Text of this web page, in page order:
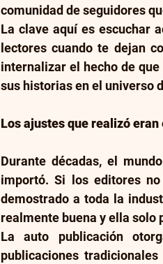
comunidad de seguidores
La clave aquí es escuchar
lectores cuando te dejan
internalizar el hecho de
sus historias en el universo
Los ajustes que realizó
Durante décadas, el
importó. Si los editores
demostrado a toda la
realmente buena y ella solo
La auto publicación
publicaciones